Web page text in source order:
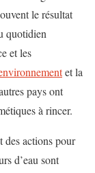
le résultat
quotidien
et les
et la
pays ont
à rincer.
des actions pour
d’eau sont